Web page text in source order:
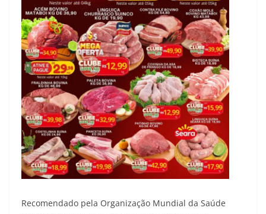
Recomendado pela Organização Mundial da Saúde